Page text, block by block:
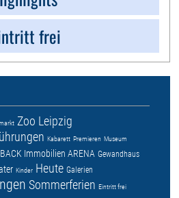
frei
Zoo Leipzig
Kabarett Premieren Museum
Immobilien ARENA Gewandhaus
Kinder Heute Galerien
Sommerferien Eintritt frei